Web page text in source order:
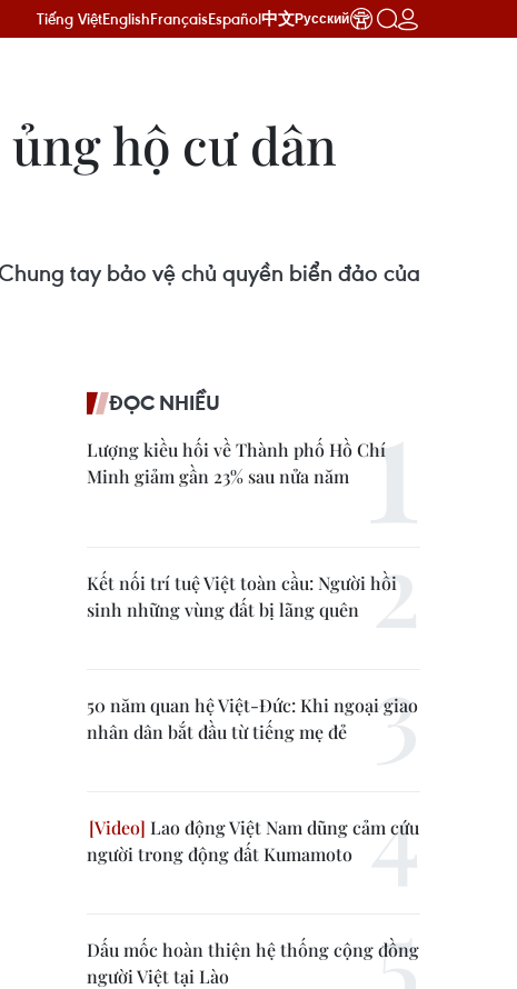
Tiếng ViệtEnglishFrançaisEspañol中文Русский
hộ cư dân
tay bảo vệ chủ quyền biển đảo của
ĐỌC NHIỀU
Lượng kiều hối về Thành phố Hồ Chí
Minh giảm gần 23% sau nửa năm
Kết nối trí tuệ Việt toàn cầu: Người hồi
sinh những vùng đất bị lãng quên
50 năm quan hệ Việt-Đức: Khi ngoại giao
nhân dân bắt đầu từ tiếng mẹ đẻ
Lao động Việt Nam dũng cảm cứu
người trong động đất Kumamoto
Dấu mốc hoàn thiện hệ thống cộng đồng
người Việt tại Lào